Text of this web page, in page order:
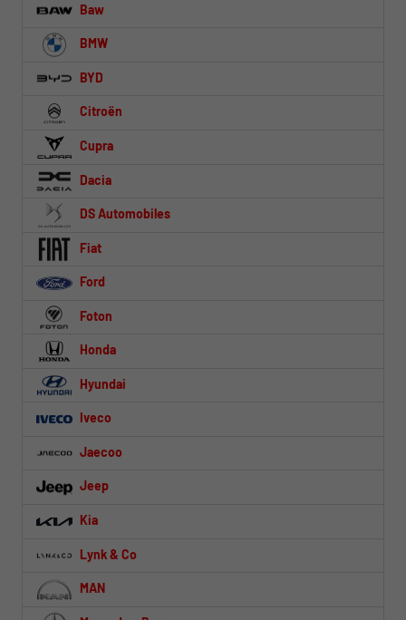
Baw
BMW
BYD
Citroën
Cupra
Dacia
DS Automobiles
Fiat
Ford
Foton
Honda
Hyundai
Iveco
Jaecoo
Jeep
Kia
Lynk & Co
MAN